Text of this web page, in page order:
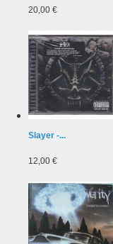
20,00 €
Slayer -...
12,00 €